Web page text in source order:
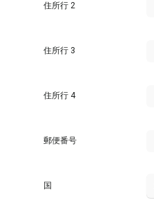
住所行 2
住所行 3
住所行 4
郵便番号
国